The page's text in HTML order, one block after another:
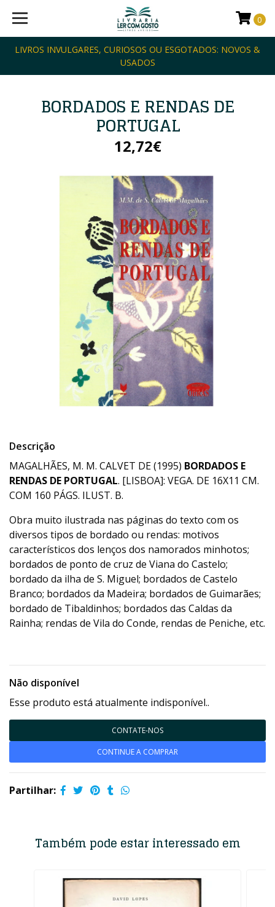
LIVROS INVULGARES, CURIOSOS OU ESGOTADOS: NOVOS &
USADOS
0
BORDADOS E RENDAS DE
PORTUGAL
12,72€
Descrição
MAGALHÃES, M. M. CALVET DE (1995) BORDADOS E
RENDAS DE PORTUGAL. [LISBOA]: VEGA. DE 16X11 CM.
COM 160 PÁGS. ILUST. B.
Obra muito ilustrada nas páginas do texto com os
diversos tipos de bordado ou rendas: motivos
característicos dos lenços dos namorados minhotos;
bordados de ponto de cruz de Viana do Castelo;
bordado da ilha de S. Miguel; bordados de Castelo
Branco; bordados da Madeira; bordados de Guimarães;
bordado de Tibaldinhos; bordados das Caldas da
Rainha; rendas de Vila do Conde, rendas de Peniche, etc.
Não disponível
Esse produto está atualmente indisponível..
CONTATE-NOS
CONTINUE A COMPRAR
Partilhar:
Também pode estar interessado em